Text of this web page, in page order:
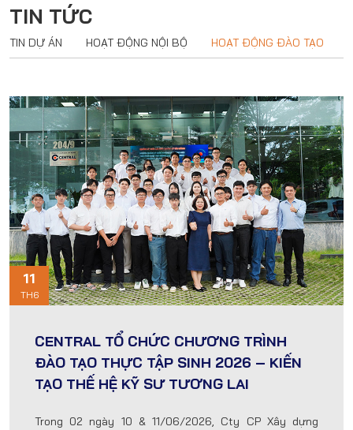
TIN TỨC
TIN DỰ ÁN HOẠT ĐỘNG NỘI BỘ HOẠT ĐỘNG ĐÀO TẠO
11
TH6
CENTRAL TỔ CHỨC CHƯƠNG TRÌNH
ĐÀO TẠO THỰC TẬP SINH 2026 – KIẾN
TẠO THẾ HỆ KỸ SƯ TƯƠNG LAI
Trong 02 ngày 10 & 11/06/2026, Cty CP Xây dựng